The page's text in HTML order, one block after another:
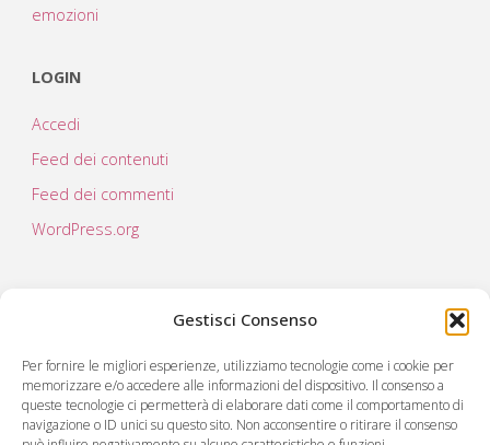
Gestisci Consenso
Per fornire le migliori esperienze, utilizziamo tecnologie come i cookie per
memorizzare e/o accedere alle informazioni del dispositivo. Il consenso a
queste tecnologie ci permetterà di elaborare dati come il comportamento di
navigazione o ID unici su questo sito. Non acconsentire o ritirare il consenso
emozioni
LOGIN
Accedi
Feed dei contenuti
Feed dei commenti
WordPress.org